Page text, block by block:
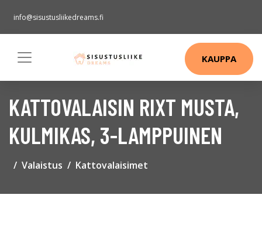
info@sisustusliikedreams.fi
KAUPPA
KATTOVALAISIN RIXT MUSTA,
KULMIKAS, 3-LAMPPUINEN
Valaistus Kattovalaisimet